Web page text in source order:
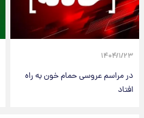
۱۴۰۴/۱/۲۳
در مراسم عروسی حمام خون به راه
افتاد